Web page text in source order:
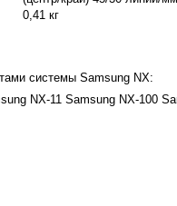
0,41 кг
системы Samsung NX:
NX-11 Samsung NX-100